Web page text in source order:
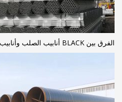
الفرق بين BLACK أنابيب الصلب وأنابيب الصلب المجلفن